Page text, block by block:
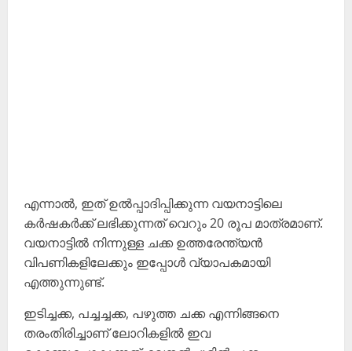
എന്നാൽ, ഇത് ഉൽപ്പാദിപ്പിക്കുന്ന വയനാട്ടിലെ
കർഷകർക്ക് ലഭിക്കുന്നത് വെറും 20 രൂപ മാത്രമാണ്.
വയനാട്ടിൽ നിന്നുള്ള ചക്ക ഉത്തരേന്ത്യൻ
വിപണികളിലേക്കും ഇപ്പോൾ വ്യാപകമായി
എത്തുന്നുണ്ട്.
ഇടിച്ചക്ക, പച്ചച്ചക്ക, പഴുത്ത ചക്ക എന്നിങ്ങനെ
തരംതിരിച്ചാണ് ലോറികളിൽ ഇവ